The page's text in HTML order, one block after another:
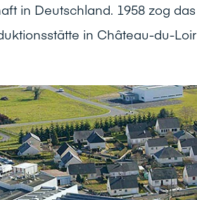
in Deutschland. 1958 zog das
in Château-du-Loir